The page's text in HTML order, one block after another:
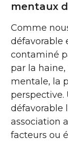
mentaux
Comme
défavorable
contaminé
par la haine,
mentale, la
perspective.
défavorable
association
facteurs ou